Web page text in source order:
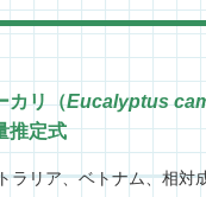
カリ（Eucalyptus
推定式
ラリア、ベトナム、相対